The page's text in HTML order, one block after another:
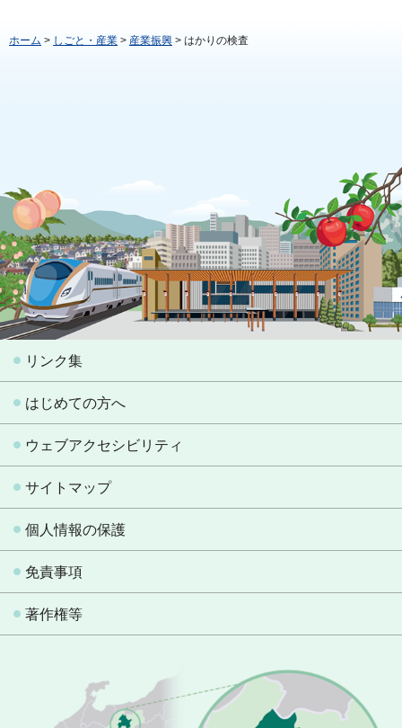
ホーム > しごと・産業 > 産業振興 > はかりの検査
リンク集
はじめての方へ
ウェブアクセシビリティ
サイトマップ
個人情報の保護
免責事項
著作権等